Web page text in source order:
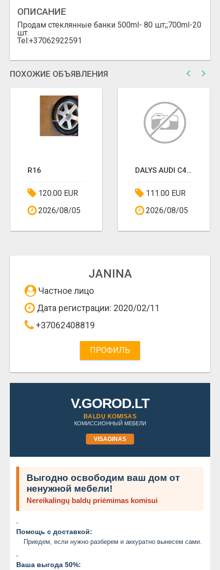
ОПИСАНИЕ
Продам стеклянные банки 500ml- 80 шт;;700ml-20
шт.
Tel:+37062922591
ПОХОЖИЕ ОБЪЯВЛЕНИЯ
R16
120.00 EUR
2026/08/05
DALYS AUDI C4,C5,B4,GOLF4
111.00 EUR
2026/08/05
JANINA
Частное лицо
Дата регистрации: 2020/02/11
+37062408819
ПРОФИЛЬ
V.GOROD.LT
BALDŲ KOMISAS
КОМИССИОННЫЙ МЕБЕЛИ
VISAGINAS
Выгодно освободим ваш дом от
ненужной мебели!
Nereikalingų baldų priėmimas komisui
-
Помощь с доставкой:
Приедем, если нужно разберем и аккуратно вынесем сами.
-
Ваша выгода 50%: